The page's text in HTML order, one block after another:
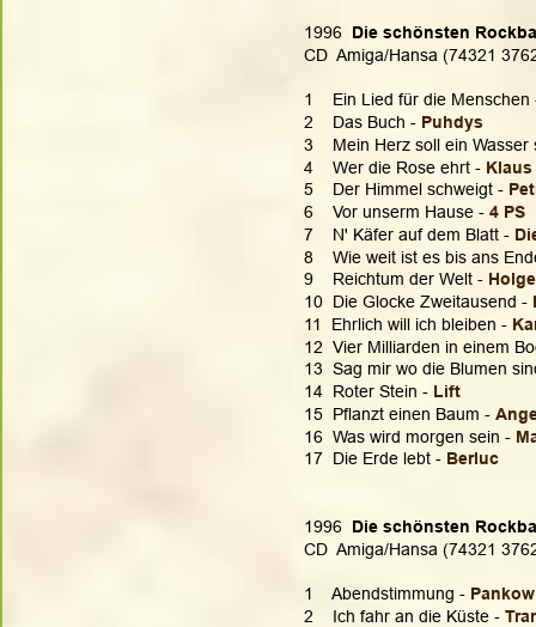
1996 Die schönsten
CD  Amiga/Hansa (74321
1    Ein Lied für die
2    Das Buch - Puhdys
3    Mein Herz soll ein Wasser
4    Wer die Rose ehrt -
5    Der Himmel schweigt -
6    Vor unserm Hause - 4 PS
7    N' Käfer auf dem Blatt -
8    Wie weit ist es bis ans
9    Reichtum der Welt -
10  Die Glocke Zweitausend -
11  Ehrlich will ich bleiben -
12  Vier Milliarden in einem
13  Sag mir wo die Blumen
14  Roter Stein - Lift
15  Pflanzt einen Baum -
16  Was wird morgen sein -
17  Die Erde lebt - Berluc
1996 Die schönsten
CD  Amiga/Hansa (74321
1    Abendstimmung - Pankow
2    Ich fahr an die Küste -